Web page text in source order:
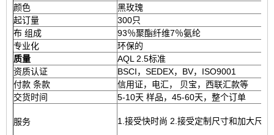
颜色
黑玫瑰
起订量
300只
布 组成
93％聚酯纤维7％氨纶
专业化
环保的
质量
AQL 2.5标准
资质认证
BSCI，SEDEX，BV，ISO9001
付款 条款
信用证，电汇， 贝宝，西联汇款等
交货时间
5-10天 样品，45-60天，整个订单
服务 1.接受快时尚 2.接受定制尺寸和加大尺